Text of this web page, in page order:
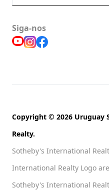
Siga-nos
Copyright © 2026 Uruguay
Realty.
Sotheby's International
International Realty Logo
Sotheby's International